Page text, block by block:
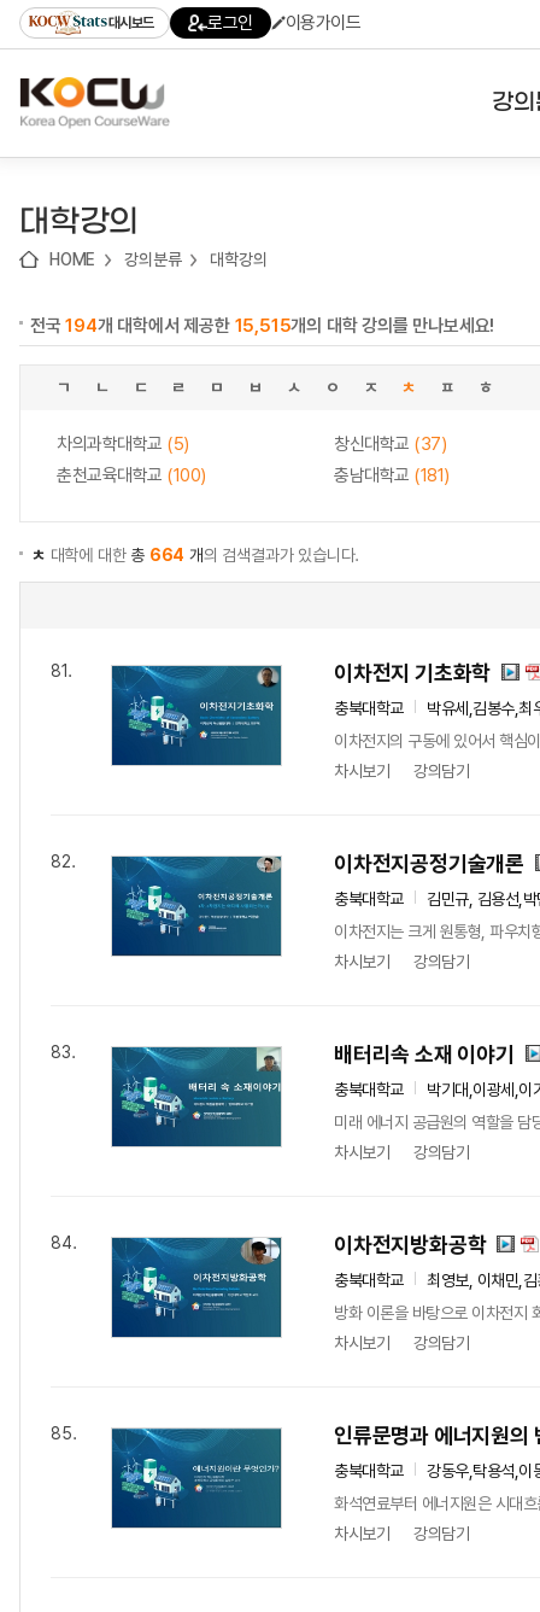
기
기
기
content)
가
대시보드 로그인 이용가이드
강
대학강의
HOME 강의분류 대학강의
전국194개 대학에서 제공한 15,515개의 대학 강의를 만나보세요!
ㄱ ㄴ ㄷ ㄹ ㅁ ㅂ ㅅ ㅇ ㅈ ㅊ ㅍ ㅎ
차의과학대학교 (5) 창신대학교 (37)
춘천교육대학교 (100) 충남대학교 (181)
ㅊ 대학에 대한총 664 개의 검색결과가 있습니다.
81. 이차전지 기초화학
충북대학교
박유세,김봉수,최
이차전지의 구동에 있어서 핵심
차시보기
강의담기
82. 이차전지공정기술개론
충북대학교
김민규, 김용선,
이차전지는 크게 원통형, 파우
차시보기
강의담기
83. 배터리속 소재 이야기
충북대학교
박기대,이광세,이
미래 에너지 공급원의 역할을 담
차시보기
강의담기
84. 이차전지방화공학
충북대학교
최영보, 이채민,
방화 이론을 바탕으로 이차전지
차시보기
강의담기
85. 인류문명과 에너지원의
충북대학교
강동우,탁용석,이
화석연료부터 에너지원은 시대
차시보기
강의담기